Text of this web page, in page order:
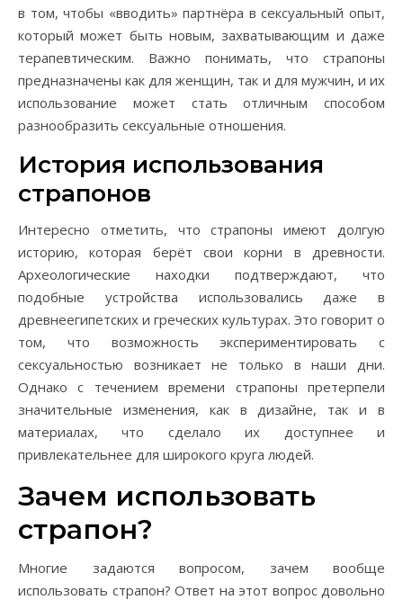
в том, чтобы «вводить» партнёра в сексуальный опыт,
который может быть новым, захватывающим и даже
терапевтическим. Важно понимать, что страпоны
предназначены как для женщин, так и для мужчин, и их
использование может стать отличным способом
разнообразить сексуальные отношения.
История использования
страпонов
Интересно отметить, что страпоны имеют долгую
историю, которая берёт свои корни в древности.
Археологические находки подтверждают, что
подобные устройства использовались даже в
древнеегипетских и греческих культурах. Это говорит о
том, что возможность экспериментировать с
сексуальностью возникает не только в наши дни.
Однако с течением времени страпоны претерпели
значительные изменения, как в дизайне, так и в
материалах, что сделало их доступнее и
привлекательнее для широкого круга людей.
Зачем использовать
страпон?
Многие задаются вопросом, зачем вообще
использовать страпон? Ответ на этот вопрос довольно